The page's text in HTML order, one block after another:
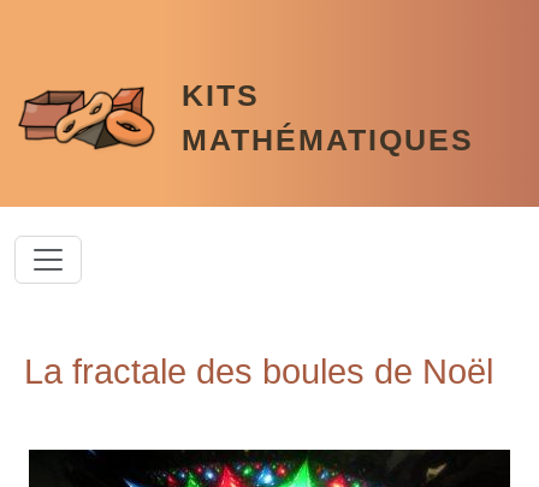
KITS
MATHÉMATIQUES
La fractale des boules de Noël